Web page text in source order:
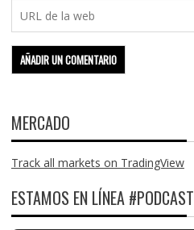
MERCADO
Track all markets on TradingView
ESTAMOS EN LÍNEA #PODCAST